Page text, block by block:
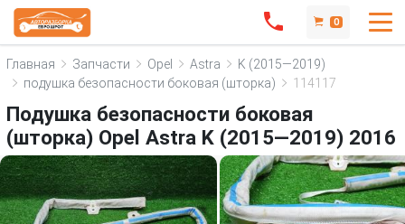
0
Главная Запчасти Opel Astra
K (2015—2019)
подушка безопасности боковая (шторка)
114117
Подушка безопасности боковая
(шторка) Opel Astra K (2015—2019) 2016